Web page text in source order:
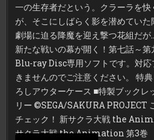
一の生存者だという。クラーラを
が、そこにしばらく影を潜めてい
劇場に迫る降魔を迎え撃つ花組だが
新たな戦いの幕が開く！第七話～
Blu-ray Disc専用ソフトです。対応
きませんのでご注意ください。 特
ろしアウターケース ■特製ブックレ
リー ©SEGA/SAKURA PROJECT
チェック！ 新サクラ大戦 the
サクラ大戦 the Animation 第3巻